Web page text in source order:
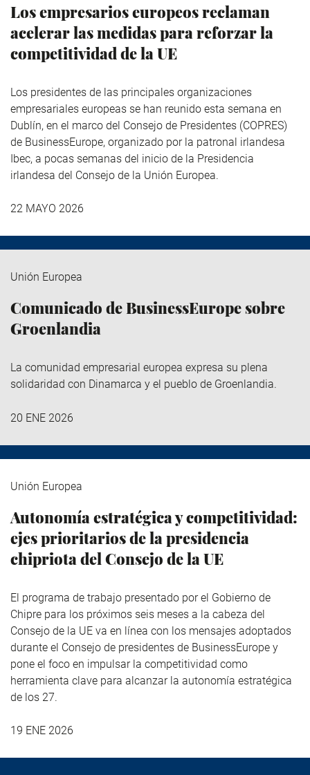
Los empresarios europeos reclaman
acelerar las medidas para reforzar la
competitividad de la UE
Los presidentes de las principales organizaciones
empresariales europeas se han reunido esta semana en
Dublín, en el marco del Consejo de Presidentes (COPRES)
de BusinessEurope, organizado por la patronal irlandesa
Ibec, a pocas semanas del inicio de la Presidencia
irlandesa del Consejo de la Unión Europea.
22 MAYO 2026
Unión Europea
Comunicado de BusinessEurope sobre
Groenlandia
La comunidad empresarial europea expresa su plena
solidaridad con Dinamarca y el pueblo de Groenlandia.
20 ENE 2026
Unión Europea
Autonomía estratégica y competitividad:
ejes prioritarios de la presidencia
chipriota del Consejo de la UE
El programa de trabajo presentado por el Gobierno de
Chipre para los próximos seis meses a la cabeza del
Consejo de la UE va en línea con los mensajes adoptados
durante el Consejo de presidentes de BusinessEurope y
pone el foco en impulsar la competitividad como
herramienta clave para alcanzar la autonomía estratégica
de los 27.
19 ENE 2026